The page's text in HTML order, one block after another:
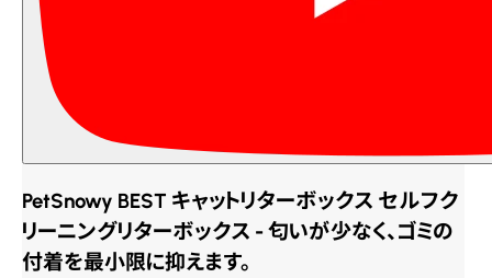
PetSnowy BEST キャットリターボックス セルフク
リーニングリターボックス - 匂いが少なく、ゴミの
付着を最小限に抑えます。